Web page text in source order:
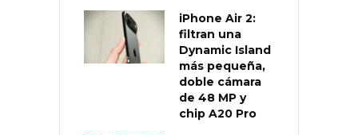
iPhone Air 2:
filtran una
Dynamic Island
más pequeña,
doble cámara
de 48 MP y
chip A20 Pro